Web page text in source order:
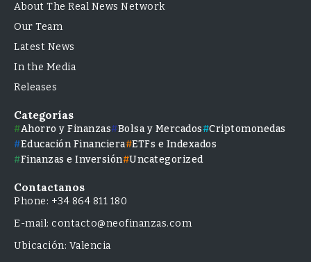
About The Real News Network
Our Team
Latest News
In the Media
Releases
Categorías
Ahorro y Finanzas Bolsa y Mercados
Criptomonedas
Educación Financiera ETFs e Indexados
Finanzas e Inversión Uncategorized
Contactanos
Phone: +34 864 811 180
E-mail: contacto@neofinanzas.com
Ubicación: Valencia